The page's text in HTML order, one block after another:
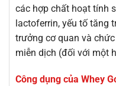
các hợp chất hoạt tính
lactoferrin, yếu tố tăng
trưởng cơ quan và
miễn dịch (đối với một
Công dụng của Whey